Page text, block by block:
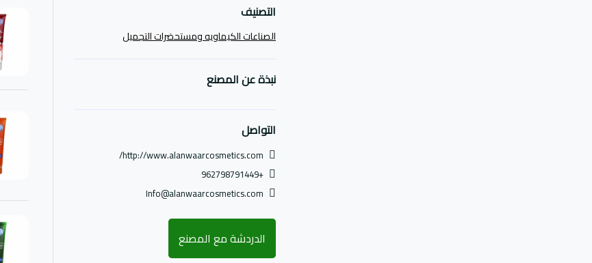
التصنيف
الصناعات الكيماويه ومستحضرات التجميل
نبذة عن المصنع
التواصل
http://www.alanwaarcosmetics.com/
+962798791449
Info@alanwaarcosmetics.com
الدردشة مع المصنع